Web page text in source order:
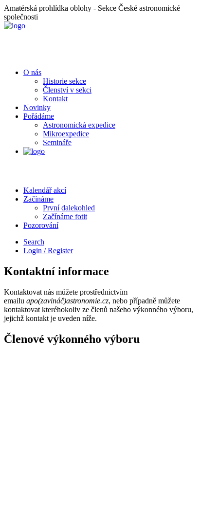
Amatérská prohlídka oblohy - Sekce České astronomické
společnosti
O nás
Historie sekce
Členství v sekci
Kontakt
Novinky
Pořádáme
Astronomická expedice
Mikroexpedice
Semináře
Kalendář akcí
Začínáme
První dalekohled
Začínáme fotit
Pozorování
Search
Login / Register
Kontaktní informace
Kontaktovat nás můžete prostřednictvím
emailu apo(zavináč)astronomie.cz, nebo případně můžete
kontaktovat kteréhokoliv ze členů našeho výkonného výboru,
jejichž kontakt je uveden níže.
Členové výkonného výboru